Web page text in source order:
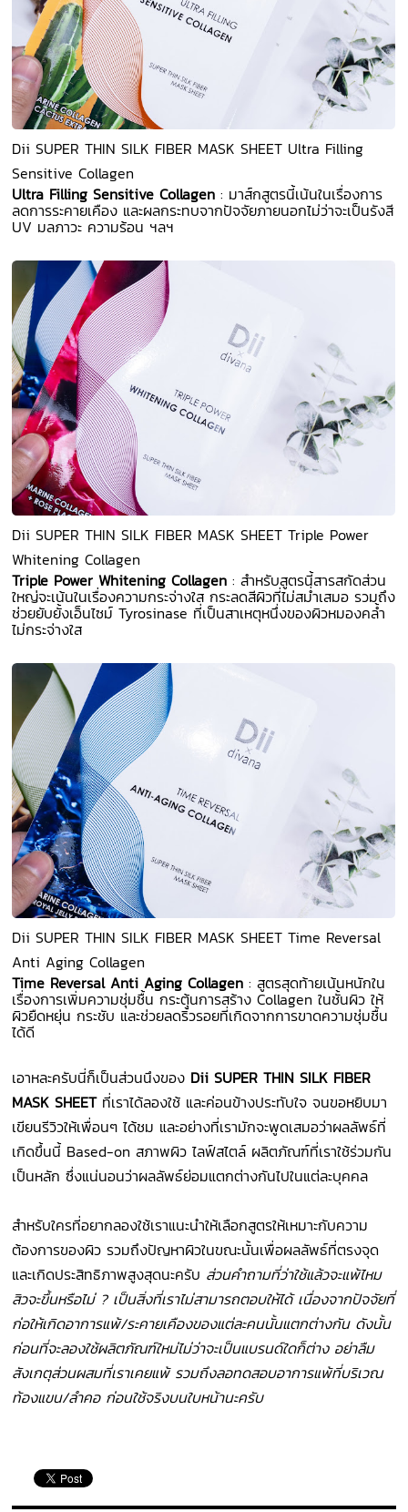
Dii SUPER THIN SILK FIBER MASK SHEET Ultra Filling
Sensitive Collagen
Ultra Filling Sensitive Collagen : มาส์กสูตรนี้เน้นในเรื่องการ
ลดการระคายเคือง และผลกระทบจากปัจจัยภายนอกไม่ว่าจะเป็นรังสี
UV มลภาวะ ความร้อน ฯลฯ
Dii SUPER THIN SILK FIBER MASK SHEET Triple Power
Whitening Collagen
Triple Power Whitening Collagen : สำหรับสูตรนี้สารสกัดส่วน
ใหญ่จะเน้นในเรื่องความกระจ่างใส กระลดสีผิวที่ไม่สม่ำเสมอ รวมถึง
ช่วยยับยั้งเอ็นไซม์ Tyrosinase ที่เป็นสาเหตุหนึ่งของผิวหมองคล้ำ
ไม่กระจ่างใส
Dii SUPER THIN SILK FIBER MASK SHEET Time Reversal
Anti Aging Collagen
Time Reversal Anti Aging Collagen: สูตรสุดท้ายเน้นหนักใน
เรื่องการเพิ่มความชุ่มชื้น กระตุ้นการสร้าง Collagen ในชั้นผิว ให้
ผิวยืดหยุ่น กระชับ และช่วยลดริ้วรอยที่เกิดจากการขาดความชุ่มชื้น
ได้ดี
เอาหละครับนี่ก็เป็นส่วนนึงของ Dii SUPER THIN SILK FIBER
MASK SHEETที่เราได้ลองใช้ และค่อนข้างประทับใจ จนขอหยิบมา
เขียนรีวิวให้เพื่อนๆ ได้ชม และอย่างที่เรามักจะพูดเสมอว่าผลลัพธ์ที่
เกิดขึ้นนี้ Based-on สภาพผิว ไลฟ์สไตล์ ผลิตภัณฑ์ที่เราใช้ร่วมกัน
เป็นหลัก ซึ่งแน่นอนว่าผลลัพธ์ย่อมแตกต่างกันไปในแต่ละบุคคล
สำหรับใครที่อยากลองใช้เราแนะนำให้เลือกสูตรให้เหมาะกับความ
ต้องการของผิว รวมถึงปัญหาผิวในขณะนั้นเพื่อผลลัพธ์ที่ตรงจุด
และเกิดประสิทธิภาพสูงสุดนะครับ ส่วนคำถามที่ว่าใช้แล้วจะแพ้ไหม
สิวจะขึ้นหรือไม่ ? เป็นสิ่งที่เราไม่สามารถตอบให้ได้ เนื่องจากปัจจัยที่
ก่อให้เกิดอาการแพ้/ระคายเคืองของแต่ละคนนั้นแตกต่างกัน ดังนั้น
ก่อนที่จะลองใช้ผลิตภัณฑ์ใหม่ไม่ว่าจะเป็นแบรนด์ใดก็ต่าง อย่าลืม
สังเกตุส่วนผสมที่เราเคยแพ้ รวมถึงลอทดสอบอาการแพ้ที่บริเวณ
ท้องแขน/ลำคอ ก่อนใช้จริงบนใบหน้านะครับ